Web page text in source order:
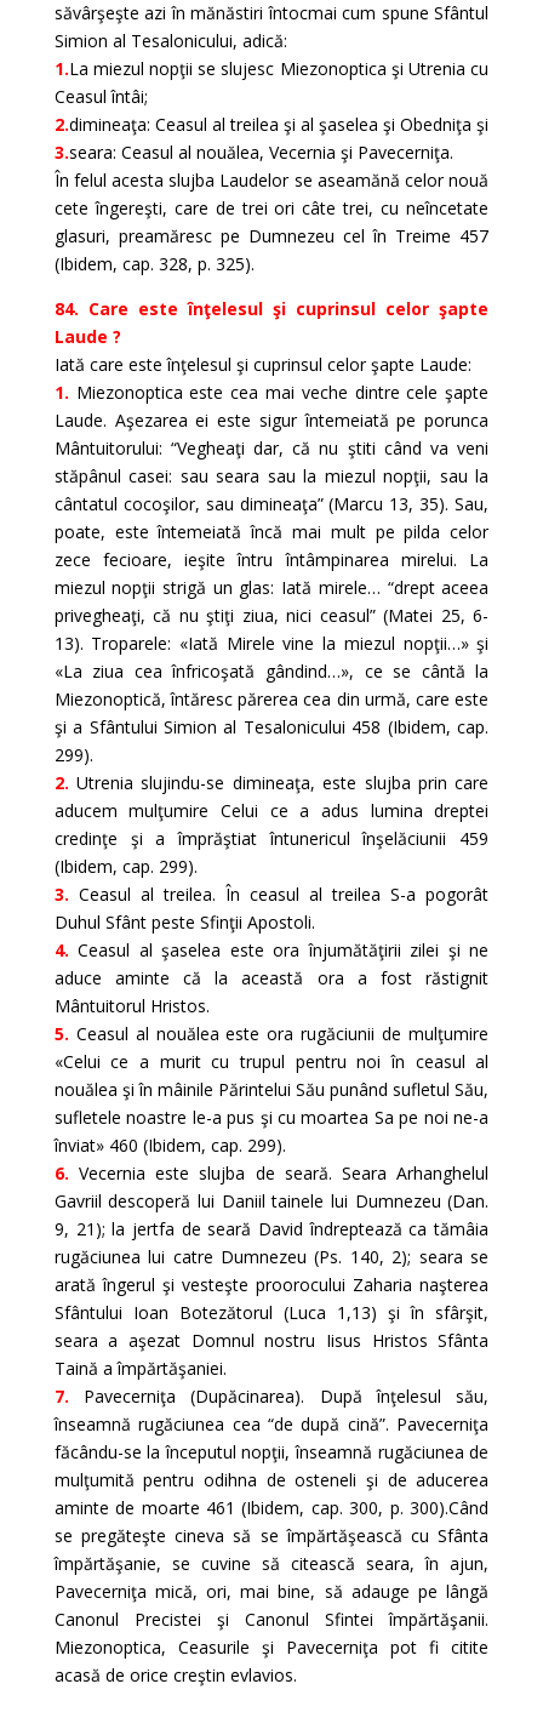
săvârşeşte azi în mănăstiri întocmai cum spune Sfântul
Simion al Tesalonicului, adică:
1.La miezul nopţii se slujesc Miezonoptica şi Utrenia cu
Ceasul întâi;
2.dimineaţa: Ceasul al treilea şi al şaselea şi Obedniţa şi
3.seara: Ceasul al nouălea, Vecernia şi Pavecerniţa.
În felul acesta slujba Laudelor se aseamănă celor nouă
cete îngereşti, care de trei ori câte trei, cu neîncetate
glasuri, preamăresc pe Dumnezeu cel în Treime 457
(Ibidem, cap. 328, p. 325).
84. Care este înţelesul şi cuprinsul celor şapte
Laude ?
Iată care este înţelesul şi cuprinsul celor şapte Laude:
1. Miezonoptica este cea mai veche dintre cele şapte
Laude. Aşezarea ei este sigur întemeiată pe porunca
Mântuitorului: “Vegheaţi dar, că nu ştiti când va veni
stăpânul casei: sau seara sau la miezul nopţii, sau la
cântatul cocoşilor, sau dimineaţa” (Marcu 13, 35). Sau,
poate, este întemeiată încă mai mult pe pilda celor
zece fecioare, ieşite întru întâmpinarea mirelui. La
miezul nopţii strigă un glas: Iată mirele… “drept aceea
privegheaţi, că nu ştiţi ziua, nici ceasul” (Matei 25, 6-
13). Troparele: «Iată Mirele vine la miezul nopţii…» şi
«La ziua cea înfricoşată gândind…», ce se cântă la
Miezonoptică, întăresc părerea cea din urmă, care este
şi a Sfântului Simion al Tesalonicului 458 (Ibidem, cap.
299).
2. Utrenia slujindu-se dimineaţa, este slujba prin care
aducem mulţumire Celui ce a adus lumina dreptei
credinţe şi a împrăştiat întunericul înşelăciunii 459
(Ibidem, cap. 299).
3. Ceasul al treilea. În ceasul al treilea S-a pogorât
Duhul Sfânt peste Sfinţii Apostoli.
4. Ceasul al şaselea este ora înjumătăţirii zilei şi ne
aduce aminte că la această ora a fost răstignit
Mântuitorul Hristos.
5. Ceasul al nouălea este ora rugăciunii de mulţumire
«Celui ce a murit cu trupul pentru noi în ceasul al
nouălea şi în mâinile Părintelui Său punând sufletul Său,
sufletele noastre le-a pus şi cu moartea Sa pe noi ne-a
înviat» 460 (Ibidem, cap. 299).
6. Vecernia este slujba de seară. Seara Arhanghelul
Gavriil descoperă lui Daniil tainele lui Dumnezeu (Dan.
9, 21); la jertfa de seară David îndreptează ca tămâia
rugăciunea lui catre Dumnezeu (Ps. 140, 2); seara se
arată îngerul şi vesteşte proorocului Zaharia naşterea
Sfântului Ioan Botezătorul (Luca 1,13) şi în sfârşit,
seara a aşezat Domnul nostru Iisus Hristos Sfânta
Taină a împărtăşaniei.
7. Pavecerniţa (Dupăcinarea). După înţelesul său,
înseamnă rugăciunea cea “de după cină”. Pavecerniţa
făcându-se la începutul nopţii, înseamnă rugăciunea de
mulţumită pentru odihna de osteneli şi de aducerea
aminte de moarte 461 (Ibidem, cap. 300, p. 300).Când
se pregăteşte cineva să se împărtăşească cu Sfânta
împărtăşanie, se cuvine să citească seara, în ajun,
Pavecerniţa mică, ori, mai bine, să adauge pe lângă
Canonul Precistei şi Canonul Sfintei împărtăşanii.
Miezonoptica, Ceasurile şi Pavecerniţa pot fi citite
acasă de orice creştin evlavios.